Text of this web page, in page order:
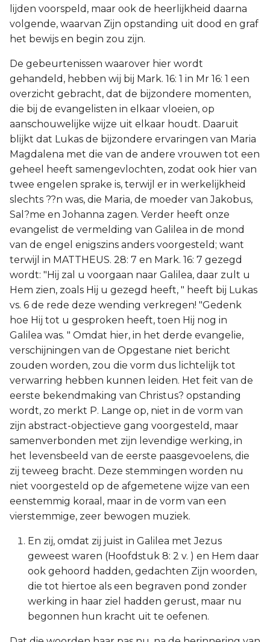
lijden voorspeld, maar ook de heerlijkheid daarna
volgende, waarvan Zijn opstanding uit dood en graf
het bewijs en begin zou zijn.
De gebeurtenissen waarover hier wordt
gehandeld, hebben wij bij Mark. 16: 1 in Mr 16: 1 een
overzicht gebracht, dat de bijzondere momenten,
die bij de evangelisten in elkaar vloeien, op
aanschouwelijke wijze uit elkaar houdt. Daaruit
blijkt dat Lukas de bijzondere ervaringen van Maria
Magdalena met die van de andere vrouwen tot een
geheel heeft samengevlochten, zodat ook hier van
twee engelen sprake is, terwijl er in werkelijkheid
slechts ??n was, die Maria, de moeder van Jakobus,
Sal?me en Johanna zagen. Verder heeft onze
evangelist de vermelding van Galilea in de mond
van de engel enigszins anders voorgesteld; want
terwijl in MATTHEUS. 28: 7 en Mark. 16: 7 gezegd
wordt: "Hij zal u voorgaan naar Galilea, daar zult u
Hem zien, zoals Hij u gezegd heeft, " heeft bij Lukas
vs. 6 de rede deze wending verkregen! "Gedenk
hoe Hij tot u gesproken heeft, toen Hij nog in
Galilea was. " Omdat hier, in het derde evangelie,
verschijningen van de Opgestane niet bericht
zouden worden, zou die vorm dus lichtelijk tot
verwarring hebben kunnen leiden. Het feit van de
eerste bekendmaking van Christus? opstanding
wordt, zo merkt P. Lange op, niet in de vorm van
zijn abstract-objectieve gang voorgesteld, maar
samenverbonden met zijn levendige werking, in
het levensbeeld van de eerste paasgevoelens, die
zij teweeg bracht. Deze stemmingen worden nu
niet voorgesteld op de afgemetene wijze van een
eenstemmig koraal, maar in de vorm van een
vierstemmige, zeer bewogen muziek.
En zij, omdat zij juist in Galilea met Jezus
geweest waren (Hoofdstuk 8: 2 v. ) en Hem daar
ook gehoord hadden, gedachten Zijn woorden,
die tot hiertoe als een begraven pond zonder
werking in haar ziel hadden gerust, maar nu
begonnen hun kracht uit te oefenen.